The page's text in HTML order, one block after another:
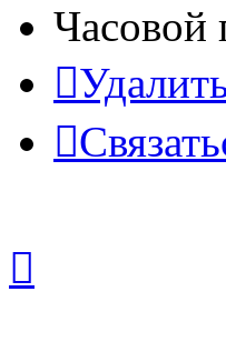
Часовой